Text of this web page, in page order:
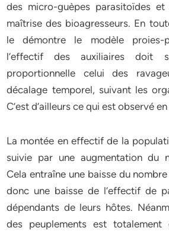
des micro-guèpes parasitoïdes
maîtrise des bioagresseurs. En
le démontre le modèle proies-
l’effectif des auxiliaires doit
proportionnelle celui des
décalage temporel, suivant les
C’est d’ailleurs ce qui est observé
La montée en effectif de la
suivie par une augmentation du
Cela entraîne une baisse du
donc une baisse de l’effectif de
dépendants de leurs hôtes.
des peuplements est totalement